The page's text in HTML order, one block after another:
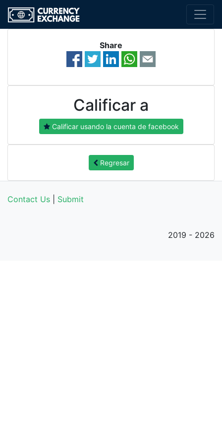
Share
Calificar a
Calificar usando la cuenta de facebook
Regresar
Contact Us Submit
2019 - 2026